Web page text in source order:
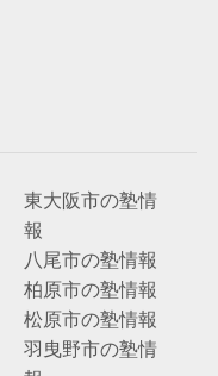
東大阪市の塾情
報
八尾市の塾情報
柏原市の塾情報
松原市の塾情報
羽曳野市の塾情